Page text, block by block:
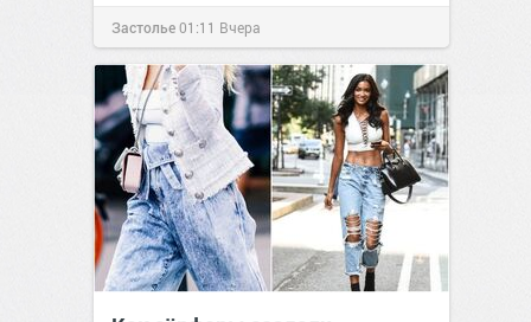
Застолье01:11 Вчера